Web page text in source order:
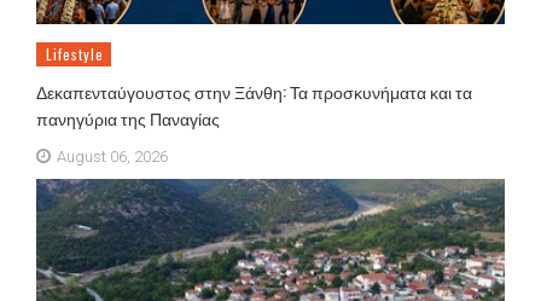
Lifestyle
Δεκαπενταύγουστος στην Ξάνθη: Τα προσκυνήματα και τα
πανηγύρια της Παναγίας
August 06, 2026